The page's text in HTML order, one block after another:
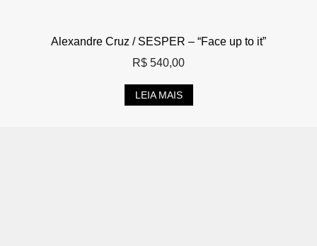
Alexandre Cruz / SESPER – “Face up to it”
R$ 540,00
LEIA MAIS